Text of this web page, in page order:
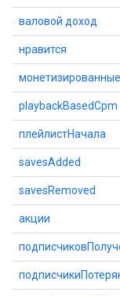
валовой доход
нравится
playbackBasedCpm
плейлистНачала
savesAdded
savesRemoved
акции